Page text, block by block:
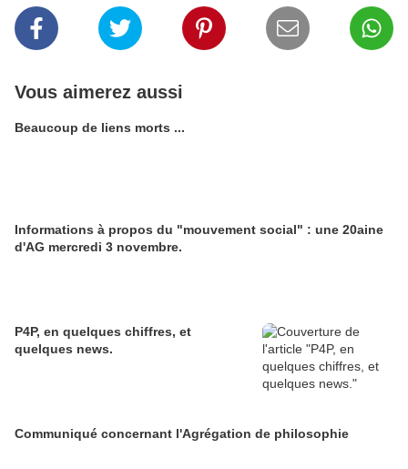
Vous aimerez aussi
Beaucoup de liens morts ...
Informations à propos du "mouvement social" : une 20aine
d'AG mercredi 3 novembre.
P4P, en quelques chiffres, et
quelques news.
Communiqué concernant l'Agrégation de philosophie